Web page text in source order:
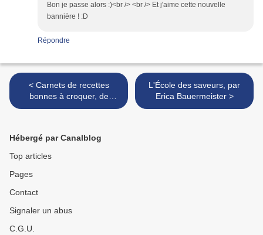
Bon je passe alors :)<br /> <br /> Et j'aime cette nouvelle
bannière ! :D
Répondre
< Carnets de recettes
bonnes à croquer, de
Seymourina Cruse & Carole
L'École des saveurs, par
Erica Bauermeister >
Hébergé par Canalblog
Top articles
Pages
Contact
Signaler un abus
C.G.U.